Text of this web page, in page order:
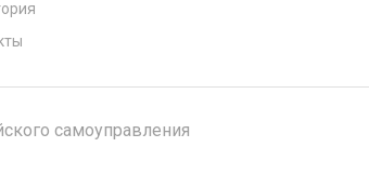
самоуправления